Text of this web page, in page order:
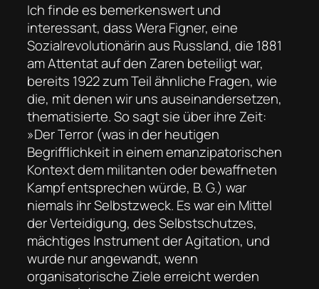
Ich finde es bemerkenswert und
interessant, dass Wera Figner, eine
Sozialrevolutionärin aus Russland, die 1881
am Attentat auf den Zaren beteiligt war,
bereits 1922 zum Teil ähnliche Fragen, wie
die, mit denen wir uns auseinandersetzen,
thematisierte. So sagt sie über ihre Zeit:
»Der Terror (was in der heutigen
Begrifflichkeit in einem emanzipatorischen
Kontext dem militanten oder bewaffneten
Kampf entsprechen würde, B. G.) war
niemals ihr Selbstzweck. Es war ein Mittel
der Verteidigung, des Selbstschutzes,
mächtiges Instrument der Agitation, und
wurde nur angewandt, wenn
organisatorische Ziele erreicht werden